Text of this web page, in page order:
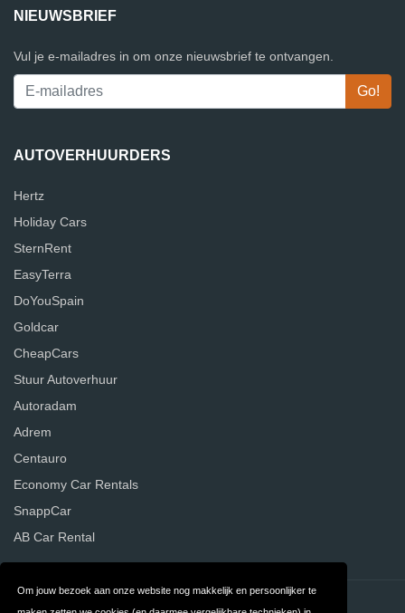
Om jouw bezoek aan onze website nog makkelijk en persoonlijker te
NIEUWSBRIEF
Vul je e-mailadres in om onze nieuwsbrief te ontvangen.
AUTOVERHUURDERS
Hertz
Holiday Cars
SternRent
EasyTerra
DoYouSpain
Goldcar
CheapCars
Stuur Autoverhuur
Autoradam
Adrem
Centauro
Economy Car Rentals
SnappCar
AB Car Rental
Contact Privacy